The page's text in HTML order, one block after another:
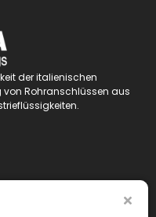
der italienischen
von Rohranschlüssen aus